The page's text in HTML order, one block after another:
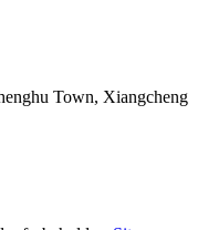
Town, Xiangcheng